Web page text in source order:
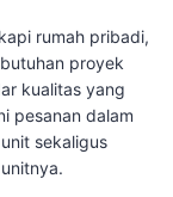
rumah pribadi,
proyek
kualitas yang
pesanan dalam
sekaligus